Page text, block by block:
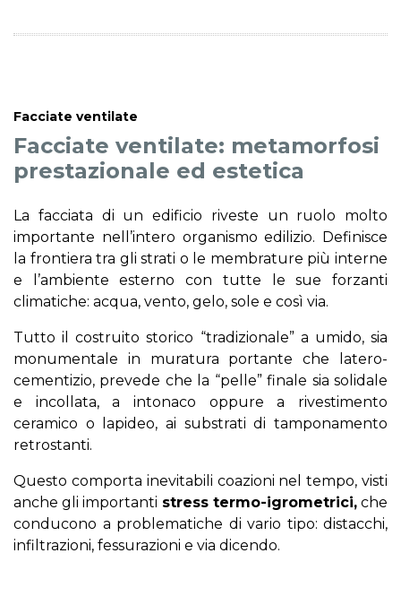
Facciate ventilate
Facciate ventilate: metamorfosi
prestazionale ed estetica
La facciata di un edificio riveste un ruolo molto
importante nell’intero organismo edilizio. Definisce
la frontiera tra gli strati o le membrature più interne
e l’ambiente esterno con tutte le sue forzanti
climatiche: acqua, vento, gelo, sole e così via.
Tutto il costruito storico “tradizionale” a umido, sia
monumentale in muratura portante che latero-
cementizio, prevede che la “pelle” finale sia solidale
e incollata, a intonaco oppure a rivestimento
ceramico o lapideo, ai substrati di tamponamento
retrostanti.
Questo comporta inevitabili coazioni nel tempo, visti
anche gli importanti stress termo-igrometrici, che
conducono a problematiche di vario tipo: distacchi,
infiltrazioni, fessurazioni e via dicendo.